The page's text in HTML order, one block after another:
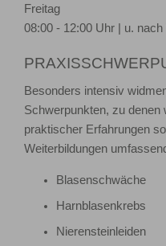
Freitag
08:00 - 12:00 Uhr | u. nach
Besonders intensiv
Schwerpunkten, zu denen
praktischer Erfahrungen
Weiterbildungen
Blasenschwäche
Harnblasenkrebs
Nierensteinleiden